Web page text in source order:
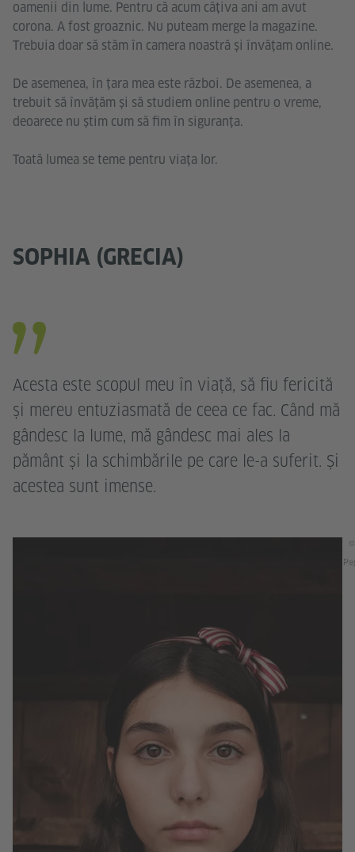
oamenii din lume. Pentru că acum câțiva ani am avut
corona. A fost groaznic. Nu puteam merge la magazine.
Trebuia doar să stăm în camera noastră și învățam online.
De asemenea, în țara mea este război. De asemenea, a
trebuit să învățăm și să studiem online pentru o vreme,
deoarece nu știm cum să fim în siguranța.
Toată lumea se teme pentru viața lor.
SOPHIA (GRECIA)
Acesta este scopul meu în viață, să fiu fericită
și mereu entuziasmată de ceea ce fac. Când mă
gândesc la lume, mă gândesc mai ales la
pământ și la schimbările pe care le-a suferit. Și
acestea sunt imense.